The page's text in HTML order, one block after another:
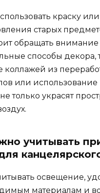
краску или
старых
обращать внимание
способы декора,
коллажей из
или использование
только украсят
учитывать
освещение,
материалам и